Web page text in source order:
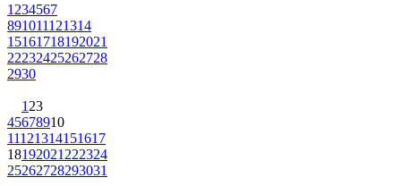
1 234567
891011121314
15161718192021
22232425262728
2930
1 23
45678910
11121314151617
18192021 222324
25262728293031